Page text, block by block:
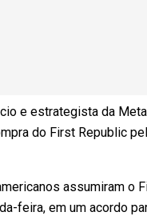
e estrategista da
do First Republic
assumiram o
feira, em um acordo